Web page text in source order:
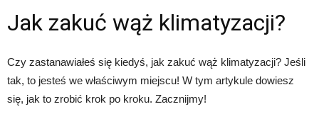
Jak zakuć wąż klimatyzacji?
Czy zastanawiałeś się kiedyś, jak zakuć wąż klimatyzacji? Jeśli
tak, to jesteś we właściwym miejscu! W tym artykule dowiesz
się, jak to zrobić krok po kroku. Zacznijmy!